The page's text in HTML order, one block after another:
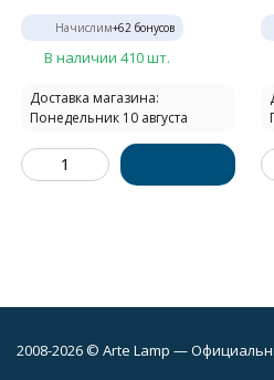
Начислим+62 бонусов
В наличии 410 шт.
Доставка магазина:
Понедельник 10 августа
2008-2026 © Arte Lamp —